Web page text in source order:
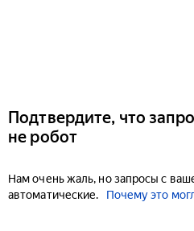
Подтвердите, что
не робот
Нам очень жаль, но запросы с
автоматические.
Почему это